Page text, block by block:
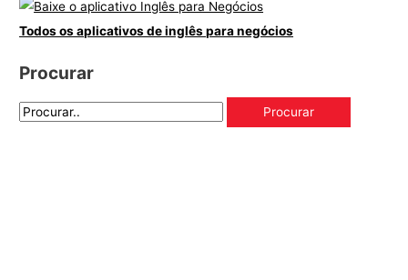
Todos os aplicativos de inglês para negócios
Procurar